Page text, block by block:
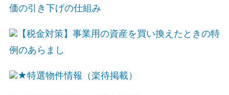
価の引き下げの仕組み
【税金対策】事業用の資産を買い換えたときの特
例のあらまし
★特選物件情報（楽待掲載）